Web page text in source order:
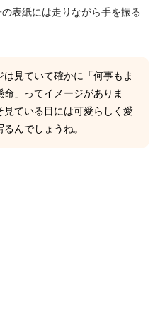
表紙には走りながら手を振る
は見ていて確かに「何事もま
命」ってイメージがありま
見ている目には可愛らしく愛
んでしょうね。